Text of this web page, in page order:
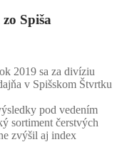
Spiša
2019 sa za divíziu
v Spišskom Štvrtku
pod vedením
sortiment čerstvých
zvýšil aj index